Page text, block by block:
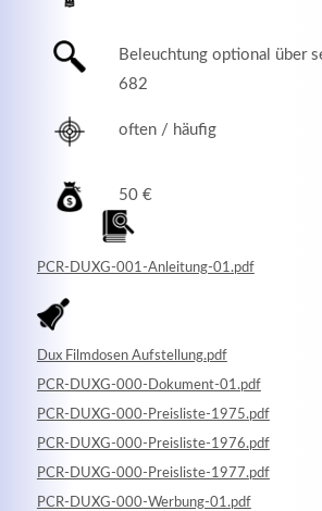
Beleuchtung optional über
682
often / häufig
50 €
PCR-DUXG-001-Anleitung-01.pdf
Dux Filmdosen Aufstellung.pdf
PCR-DUXG-000-Dokument-01.pdf
PCR-DUXG-000-Preisliste-1975.pdf
PCR-DUXG-000-Preisliste-1976.pdf
PCR-DUXG-000-Preisliste-1977.pdf
PCR-DUXG-000-Werbung-01.pdf
elit. Aenean commodo ligula